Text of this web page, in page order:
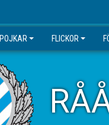
POJKAR FLICKOR